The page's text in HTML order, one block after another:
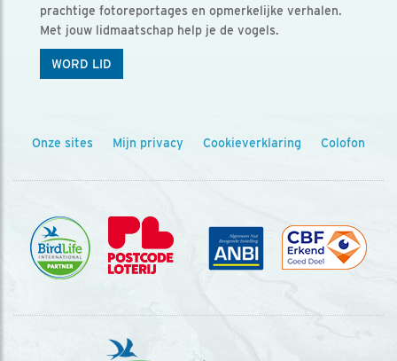
prachtige fotoreportages en opmerkelijke verhalen.
Met jouw lidmaatschap help je de vogels.
WORD LID
Onze sites Mijn privacy Cookieverklaring Colofon